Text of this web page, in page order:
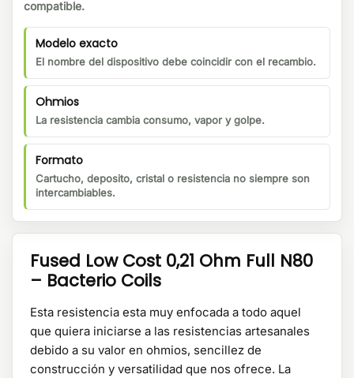
compatible.
Modelo exacto
El nombre del dispositivo debe coincidir con el recambio.
Ohmios
La resistencia cambia consumo, vapor y golpe.
Formato
Cartucho, deposito, cristal o resistencia no siempre son
intercambiables.
Fused Low Cost 0,21 Ohm Full N80
– Bacterio Coils
Esta resistencia esta muy enfocada a todo aquel
que quiera iniciarse a las resistencias artesanales
debido a su valor en ohmios, sencillez de
construcción y versatilidad que nos ofrece. La